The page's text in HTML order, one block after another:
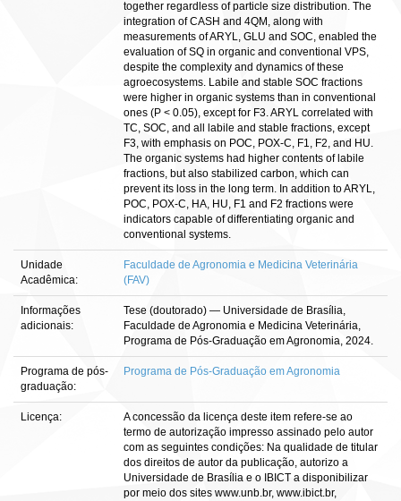
together regardless of particle size distribution. The
integration of CASH and 4QM, along with
measurements of ARYL, GLU and SOC, enabled the
evaluation of SQ in organic and conventional VPS,
despite the complexity and dynamics of these
agroecosystems. Labile and stable SOC fractions
were higher in organic systems than in conventional
ones (P < 0.05), except for F3. ARYL correlated with
TC, SOC, and all labile and stable fractions, except
F3, with emphasis on POC, POX-C, F1, F2, and HU.
The organic systems had higher contents of labile
fractions, but also stabilized carbon, which can
prevent its loss in the long term. In addition to ARYL,
POC, POX-C, HA, HU, F1 and F2 fractions were
indicators capable of differentiating organic and
conventional systems.
Unidade
Acadêmica:
Faculdade de Agronomia e Medicina Veterinária
(FAV)
Informações
adicionais:
Tese (doutorado) — Universidade de Brasília,
Faculdade de Agronomia e Medicina Veterinária,
Programa de Pós-Graduação em Agronomia, 2024.
Programa de pós-
graduação:
Programa de Pós-Graduação em Agronomia
Licença:
A concessão da licença deste item refere-se ao
termo de autorização impresso assinado pelo autor
com as seguintes condições: Na qualidade de titular
dos direitos de autor da publicação, autorizo a
Universidade de Brasília e o IBICT a disponibilizar
por meio dos sites www.unb.br, www.ibict.br,